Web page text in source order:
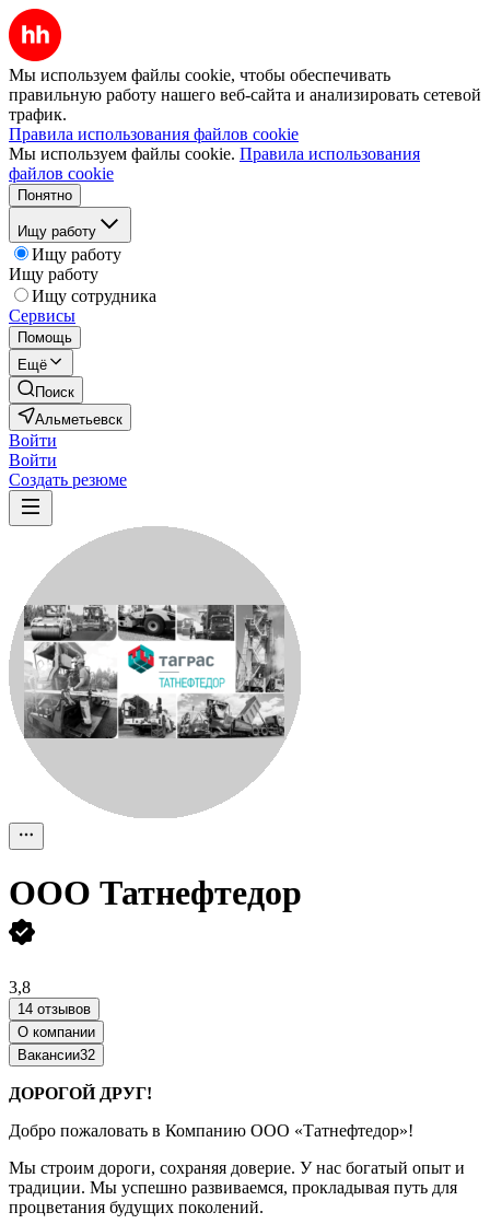
Мы используем файлы cookie, чтобы обеспечивать
правильную работу нашего веб-сайта и анализировать сетевой
трафик.
Правила использования файлов cookie
Мы используем файлы cookie. Правила использования
файлов cookie
Понятно
Ищу работу
Ищу работу
Ищу работу
Ищу сотрудника
Сервисы
Помощь
Ещё
Поиск
Альметьевск
Войти
Войти
Создать резюме
ООО Татнефтедор
3,8
14 отзывов
О компании
Вакансии32
ДОРОГОЙ ДРУГ!
Добро пожаловать в Компанию ООО «Татнефтедор»!
Мы строим дороги, сохраняя доверие. У нас богатый опыт и
традиции. Мы успешно развиваемся, прокладывая путь для
процветания будущих поколений.